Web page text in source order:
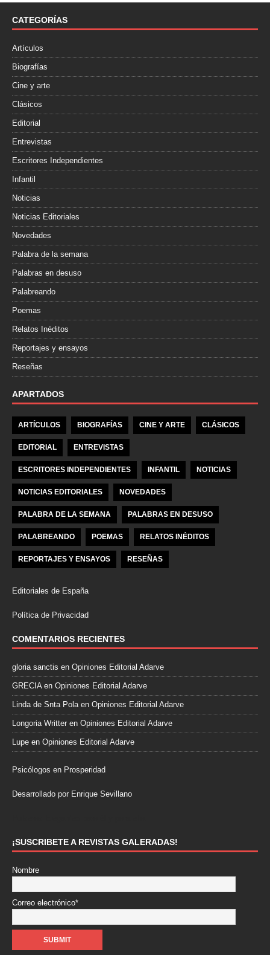
o
k
r
t
i
CATEGORÍAS
Artículos
Biografías
Cine y arte
Clásicos
Editorial
Entrevistas
Escritores Independientes
Infantil
Noticias
Noticias Editoriales
Novedades
Palabra de la semana
Palabras en desuso
Palabreando
Poemas
Relatos Inéditos
Reportajes y ensayos
Reseñas
APARTADOS
ARTÍCULOS BIOGRAFÍAS CINE Y ARTE CLÁSICOS
EDITORIAL ENTREVISTAS
ESCRITORES INDEPENDIENTES INFANTIL NOTICIAS
NOTICIAS EDITORIALES NOVEDADES
PALABRA DE LA SEMANA PALABRAS EN DESUSO
PALABREANDO POEMAS RELATOS INÉDITOS
REPORTAJES Y ENSAYOS RESEÑAS
Editoriales de España
Política de Privacidad
COMENTARIOS RECIENTES
gloria sanctis en Opiniones Editorial Adarve
GRECIAen Opiniones Editorial Adarve
Linda de Snta Polaen Opiniones Editorial Adarve
Longoria Writter en Opiniones Editorial Adarve
Lupe en Opiniones Editorial Adarve
Psicólogos en Prosperidad
Desarrollado por Enrique Sevillano
¡SUSCRIBETE A REVISTAS GALERADAS!
Nombre
Correo electrónico*